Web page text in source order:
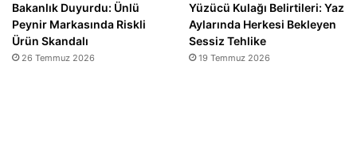
Bakanlık Duyurdu: Ünlü
Peynir Markasında Riskli
Ürün Skandalı
26 Temmuz 2026
Yüzücü Kulağı Belirtileri: Yaz
Aylarında Herkesi Bekleyen
Sessiz Tehlike
19 Temmuz 2026